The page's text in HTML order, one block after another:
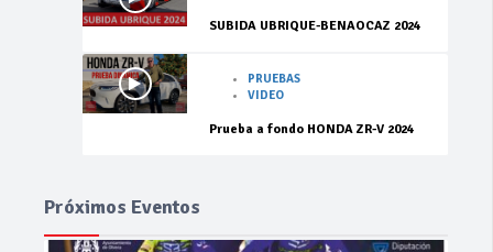
SUBIDA UBRIQUE-BENAOCAZ 2024
PRUEBAS
VIDEO
Prueba a fondo HONDA ZR-V 2024
Próximos Eventos